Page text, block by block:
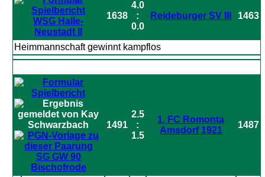
WSG Halle-
Neustadt II
1638
4.0
:
0.0
Reideburger SV III 1463
Heimmannschaft gewinnt kampflos
SG GW 90
Bischofrode
1491
2.5
:
1.5
1. FC Romonta
Amsdorf 1921
1487